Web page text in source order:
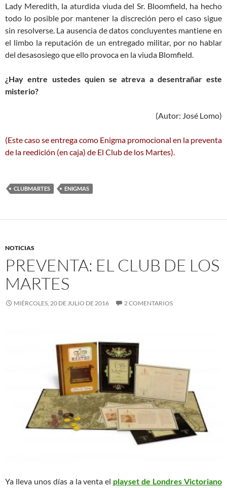
Lady Meredith, la aturdida viuda del Sr. Bloomfield, ha hecho
todo lo posible por mantener la discreción pero el caso sigue
sin resolverse. La ausencia de datos concluyentes mantiene en
el limbo la reputación de un entregado militar, por no hablar
del desasosiego que ello provoca en la viuda Blomfield.
¿Hay entre ustedes quien se atreva a desentrañar este
misterio?
(Autor: José Lomo)
(Este caso se entrega como Enigma promocional en la preventa
de la reedición (en caja) de El Club de los Martes).
CLUBMARTES ENIGMAS
NOTICIAS
PREVENTA: EL CLUB DE LOS
MARTES
MIÉRCOLES, 20 DE JULIO DE 2016 2 COMENTARIOS
Ya lleva unos días a la venta el playset de Londres Victoriano